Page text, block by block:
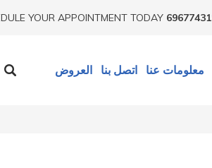
YOUR APPOINTMENT TODAY 69677431
معلومات عنا اتصل بنا العروض